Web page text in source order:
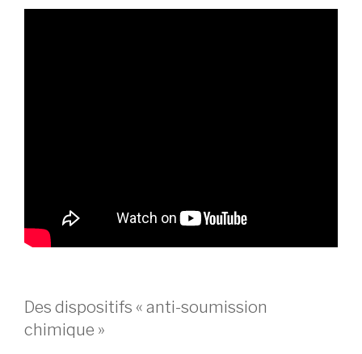
Des dispositifs « anti-soumission
chimique »